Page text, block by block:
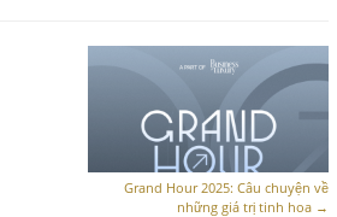
Grand Hour 2025: Câu chuyện về
những giá trị tinh hoa →